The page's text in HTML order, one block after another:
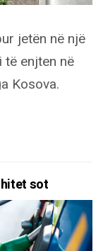
jetën në një
enjten në
Kosova.
sot